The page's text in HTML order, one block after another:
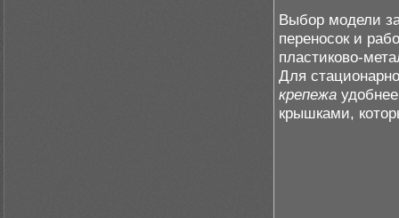
Выбор модели
переносок и
пластиково-
Для
крепежа
крышками,